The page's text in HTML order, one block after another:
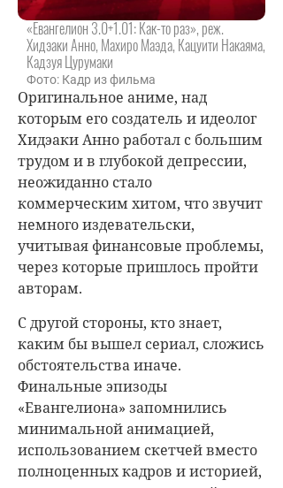
«Евангелион 3.0+1.01: Как-то раз», реж.
Хидэаки Анно, Махиро Маэда, Кацуити Накаяма,
Кадзуя Цурумаки
Фото: Кадр из фильма
Оригинальное аниме, над
которым его создатель и идеолог
Хидэаки Анно работал с большим
трудом и в глубокой депрессии,
неожиданно стало
коммерческим хитом, что звучит
немного издевательски,
учитывая финансовые проблемы,
через которые пришлось пройти
авторам.
С другой стороны, кто знает,
каким бы вышел сериал, сложись
обстоятельства иначе.
Финальные эпизоды
«Евангелиона» запомнились
минимальной анимацией,
использованием скетчей вместо
полноценных кадров и историей,